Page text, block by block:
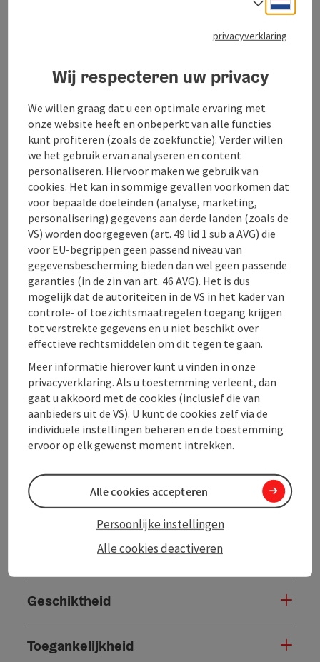
Vakantie op de boerderij - Pension Meßner
Onze rustig gelegen boerderij ligt tussen de
Holzöster- en Höllerersee, slechts ca. 30 km van
Salzburg en ca. 20 km van Burghausen.
De twee vakantiewoningen zijn elk uitgerust met W-
LAN, TV, keuken, serviesgoed, douche, WC en
beddengoed.
Monteurs zijn hier van harte welkom!
Contact
Algemene informatie
Inrichting
Prijs
Ligging
Openingstijden
Geschiktheid
Toegankelijkheid
privacyverklaring
Wij respecteren uw privacy
We willen graag dat u een optimale ervaring met
onze website heeft en onbeperkt van alle functies
kunt profiteren (zoals de zoekfunctie). Verder willen
we het gebruik ervan analyseren en content
personaliseren. Hiervoor maken we gebruik van
cookies. Het kan in sommige gevallen voorkomen dat
voor bepaalde doeleinden (analyse, marketing,
personalisering) gegevens aan derde landen (zoals de
VS) worden doorgegeven (art. 49 lid 1 sub a AVG) die
voor EU-begrippen geen passend niveau van
gegevensbescherming bieden dan wel geen passende
garanties (in de zin van art. 46 AVG). Het is dus
mogelijk dat de autoriteiten in de VS in het kader van
controle- of toezichtsmaatregelen toegang krijgen
tot verstrekte gegevens en u niet beschikt over
effectieve rechtsmiddelen om dit tegen te gaan.
Meer informatie hierover kunt u vinden in onze
privacyverklaring. Als u toestemming verleent, dan
gaat u akkoord met de cookies (inclusief die van
aanbieders uit de VS). U kunt de cookies zelf via de
individuele instellingen beheren en de toestemming
ervoor op elk gewenst moment intrekken.
Alle cookies deactiveren
Persoonlijke instellingen
Alle cookies accepteren